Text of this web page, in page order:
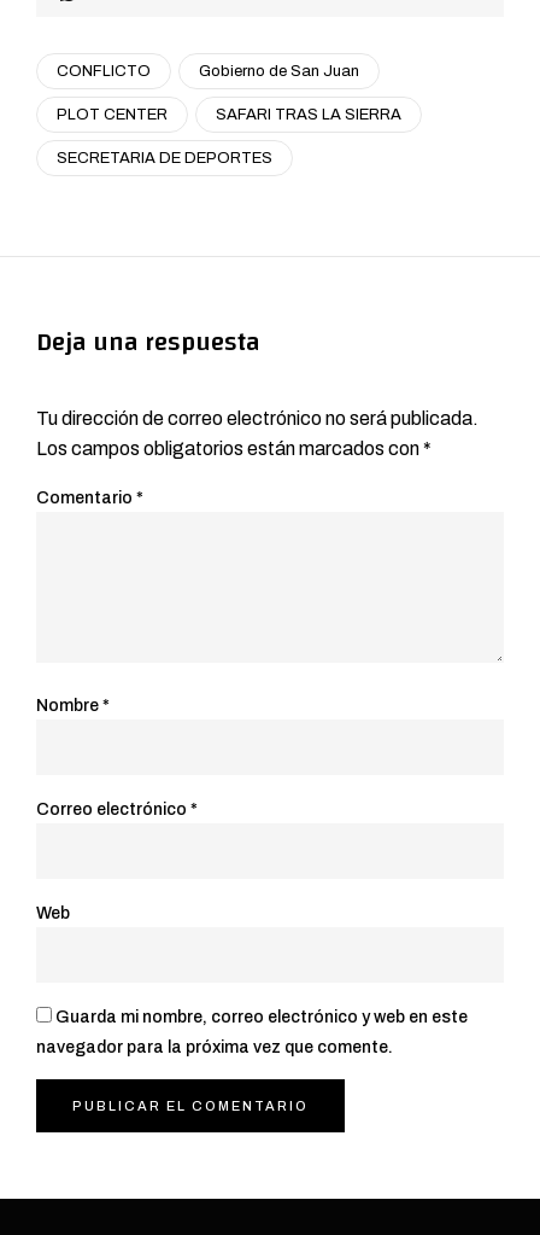
CONFLICTO Gobierno de San Juan
PLOT CENTER SAFARI TRAS LA SIERRA
SECRETARIA DE DEPORTES
Deja una respuesta
Tu dirección de correo electrónico no será publicada.
Los campos obligatorios están marcados con*
Comentario *
Nombre *
Correo electrónico *
Web
Guarda mi nombre, correo electrónico y web en este
navegador para la próxima vez que comente.